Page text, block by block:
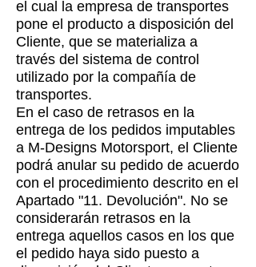
el cual la empresa de transportes
pone el producto a disposición del
Cliente, que se materializa a
través del sistema de control
utilizado por la compañía de
transportes.
En el caso de retrasos en la
entrega de los pedidos imputables
a M-Designs Motorsport, el Cliente
podrá anular su pedido de acuerdo
con el procedimiento descrito en el
Apartado "11. Devolución". No se
considerarán retrasos en la
entrega aquellos casos en los que
el pedido haya sido puesto a